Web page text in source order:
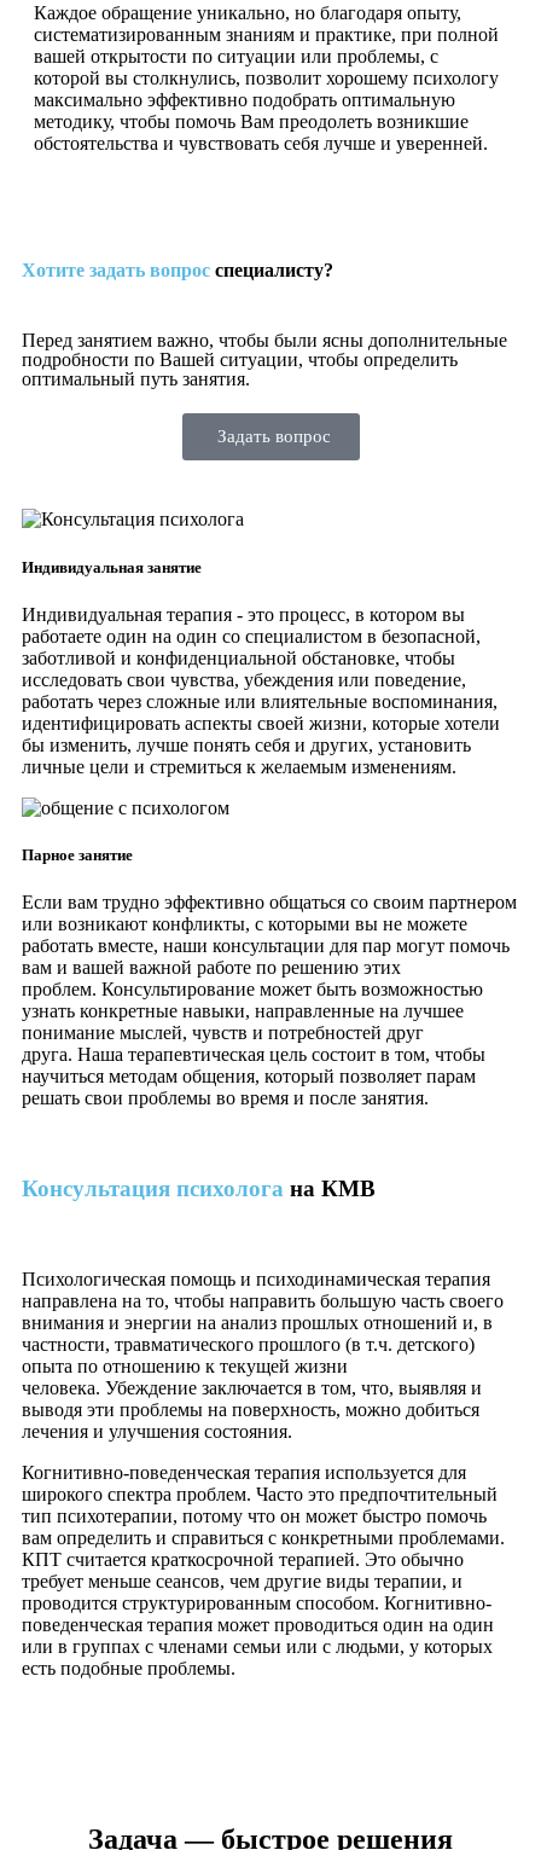
Каждое обращение уникально, но благодаря опыту,
систематизированным знаниям и практике, при полной
вашей открытости по ситуации или проблемы, с
которой вы столкнулись, позволит хорошему психологу
максимально эффективно подобрать оптимальную
методику, чтобы помочь Вам преодолеть возникшие
обстоятельства и чувствовать себя лучше и уверенней.
Хотите задать вопрос специалисту?
Перед занятием важно, чтобы были ясны дополнительные
подробности по Вашей ситуации, чтобы определить
оптимальный путь занятия.
Задать вопрос
Индивидуальная занятие
Индивидуальная терапия - это процесс, в котором вы
работаете один на один со специалистом в безопасной,
заботливой и конфиденциальной обстановке, чтобы
исследовать свои чувства, убеждения или поведение,
работать через сложные или влиятельные воспоминания,
идентифицировать аспекты своей жизни, которые хотели
бы изменить, лучше понять себя и других, установить
личные цели и стремиться к желаемым изменениям.
Парное занятие
Если вам трудно эффективно общаться со своим партнером
или возникают конфликты, с которыми вы не можете
работать вместе, наши консультации для пар могут помочь
вам и вашей важной работе по решению этих
проблем. Консультирование может быть возможностью
узнать конкретные навыки, направленные на лучшее
понимание мыслей, чувств и потребностей друг
друга. Наша терапевтическая цель состоит в том, чтобы
научиться методам общения, который позволяет парам
решать свои проблемы во время и после занятия.
Консультация психолога на КМВ
Психологическая помощь и психодинамическая терапия
направлена на то, чтобы направить большую часть своего
внимания и энергии на анализ прошлых отношений и, в
частности, травматического прошлого (в т.ч. детского)
опыта по отношению к текущей жизни
человека. Убеждение заключается в том, что, выявляя и
выводя эти проблемы на поверхность, можно добиться
лечения и улучшения состояния.
Когнитивно-поведенческая терапия используется для
широкого спектра проблем. Часто это предпочтительный
тип психотерапии, потому что он может быстро помочь
вам определить и справиться с конкретными проблемами.
КПТ считается краткосрочной терапией. Это обычно
требует меньше сеансов, чем другие виды терапии, и
проводится структурированным способом. Когнитивно-
поведенческая терапия может проводиться один на один
или в группах с членами семьи или с людьми, у которых
есть подобные проблемы.
Задача — быстрое решения